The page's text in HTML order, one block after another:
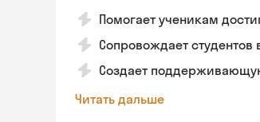
Помогает ученикам
Сопровождает
Создает
Читать дальше